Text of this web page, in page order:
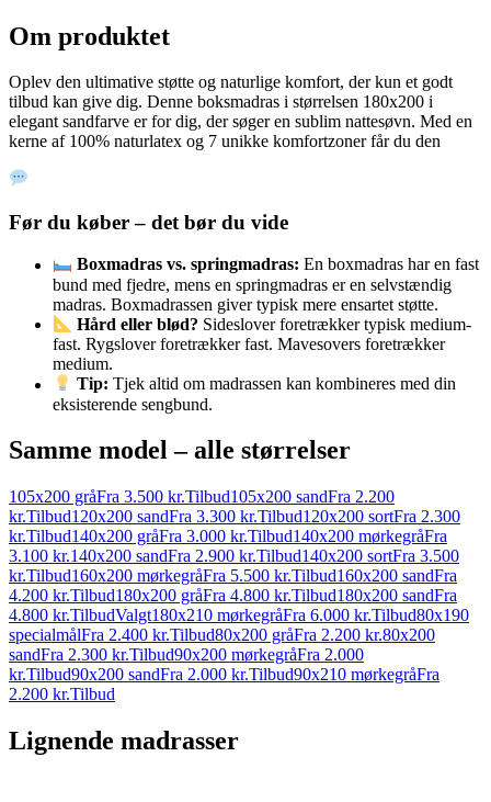
Om produktet
Oplev den ultimative støtte og naturlige komfort, der kun et godt
tilbud kan give dig. Denne boksmadras i størrelsen 180x200 i
elegant sandfarve er for dig, der søger en sublim nattesøvn. Med en
kerne af 100% naturlatex og 7 unikke komfortzoner får du den
Før du køber – det bør du vide
Boxmadras vs. springmadras: En boxmadras har en fast
bund med fjedre, mens en springmadras er en selvstændig
madras. Boxmadrassen giver typisk mere ensartet støtte.
Hård eller blød? Sideslover foretrækker typisk medium-
fast. Rygslover foretrækker fast. Mavesovers foretrækker
medium.
Tip: Tjek altid om madrassen kan kombineres med din
eksisterende sengbund.
Samme model – alle størrelser
105x200 gråFra 3.500 kr.Tilbud105x200 sandFra 2.200
kr.Tilbud120x200 sandFra 3.300 kr.Tilbud120x200 sortFra 2.300
kr.Tilbud140x200 gråFra 3.000 kr.Tilbud140x200 mørkegråFra
3.100 kr.140x200 sandFra 2.900 kr.Tilbud140x200 sortFra 3.500
kr.Tilbud160x200 mørkegråFra 5.500 kr.Tilbud160x200 sandFra
4.200 kr.Tilbud180x200 gråFra 4.800 kr.Tilbud180x200 sandFra
4.800 kr.TilbudValgt180x210 mørkegråFra 6.000 kr.Tilbud80x190
specialmålFra 2.400 kr.Tilbud80x200 gråFra 2.200 kr.80x200
sandFra 2.300 kr.Tilbud90x200 mørkegråFra 2.000
kr.Tilbud90x200 sandFra 2.000 kr.Tilbud90x210 mørkegråFra
2.200 kr.Tilbud
Lignende madrasser